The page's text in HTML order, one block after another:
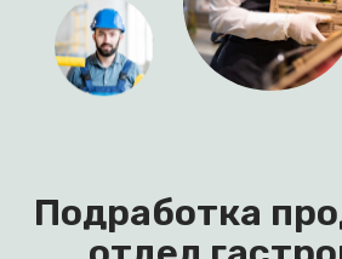
Подработка продавцом
отдел гастрономии
в Железногорске
Доход: от 74 635 руб./мес.
Удобные заявки